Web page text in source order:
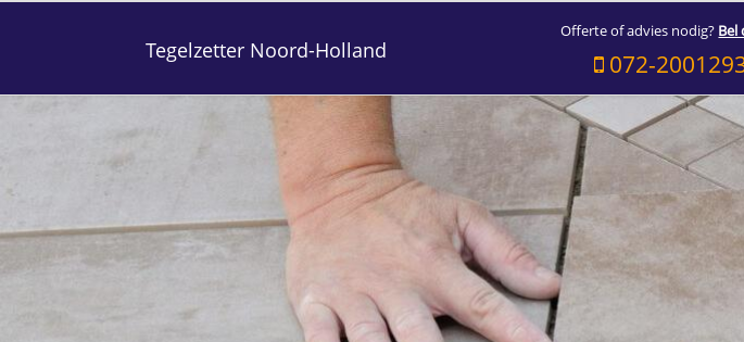
Tegelzetter Noord-Holland
Offerte of advies nodig? Bel
072-